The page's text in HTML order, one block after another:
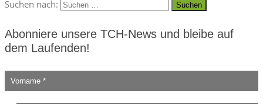
Suchen nach:
Abonniere unsere TCH-News und bleibe auf
dem Laufenden!